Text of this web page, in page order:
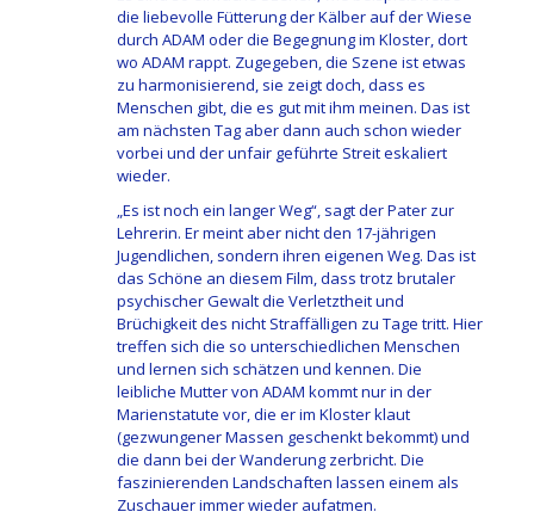
die liebevolle Fütterung der Kälber auf der Wiese
durch ADAM oder die Begegnung im Kloster, dort
wo ADAM rappt. Zugegeben, die Szene ist etwas
zu harmonisierend, sie zeigt doch, dass es
Menschen gibt, die es gut mit ihm meinen. Das ist
am nächsten Tag aber dann auch schon wieder
vorbei und der unfair geführte Streit eskaliert
wieder.
„Es ist noch ein langer Weg“, sagt der Pater zur
Lehrerin. Er meint aber nicht den 17-jährigen
Jugendlichen, sondern ihren eigenen Weg. Das ist
das Schöne an diesem Film, dass trotz brutaler
psychischer Gewalt die Verletztheit und
Brüchigkeit des nicht Straffälligen zu Tage tritt. Hier
treffen sich die so unterschiedlichen Menschen
und lernen sich schätzen und kennen. Die
leibliche Mutter von ADAM kommt nur in der
Marienstatute vor, die er im Kloster klaut
(gezwungener Massen geschenkt bekommt) und
die dann bei der Wanderung zerbricht. Die
faszinierenden Landschaften lassen einem als
Zuschauer immer wieder aufatmen.